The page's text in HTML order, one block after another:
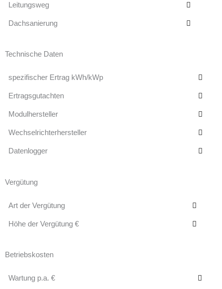
Leitungsweg
Dachsanierung
Technische Daten
spezifischer Ertrag kWh/kWp
Ertragsgutachten
Modulhersteller
Wechselrichterhersteller
Datenlogger
Vergütung
Art der Vergütung
Höhe der Vergütung €
Betriebskosten
Wartung p.a. €